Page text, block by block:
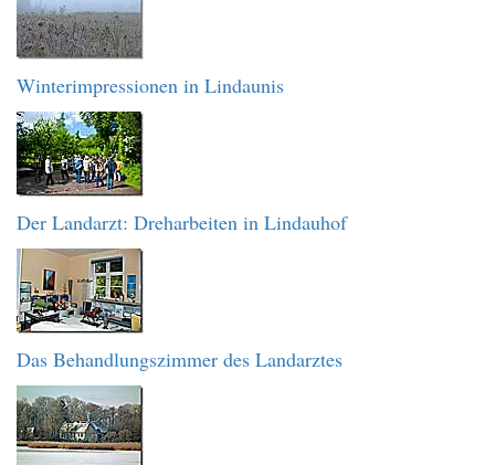
Winterimpressionen in Lindaunis
Der Landarzt: Dreharbeiten in Lindauhof
Das Behandlungszimmer des Landarztes